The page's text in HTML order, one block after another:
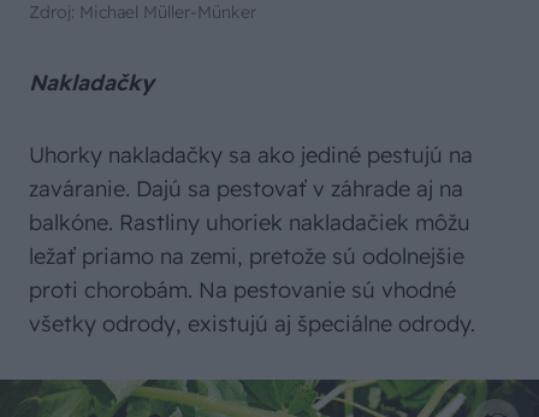
Zdroj: Michael Müller-Münker
Nakladačky
Uhorky nakladačky sa ako jediné pestujú na
zaváranie. Dajú sa pestovať v záhrade aj na
balkóne. Rastliny uhoriek nakladačiek môžu
ležať priamo na zemi, pretože sú odolnejšie
proti chorobám. Na pestovanie sú vhodné
všetky odrody, existujú aj špeciálne odrody.